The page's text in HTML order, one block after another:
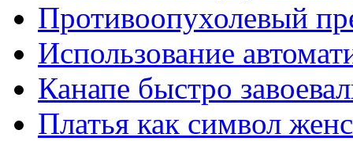
Противоопухолевый
Использование
Канапе быстро
Платья как символ